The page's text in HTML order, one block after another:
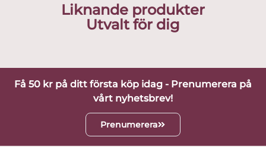
Liknande produkter
Utvalt för dig
Få 50 kr på ditt första köp idag - Prenumerera på
vårt nyhetsbrev!
Prenumerera